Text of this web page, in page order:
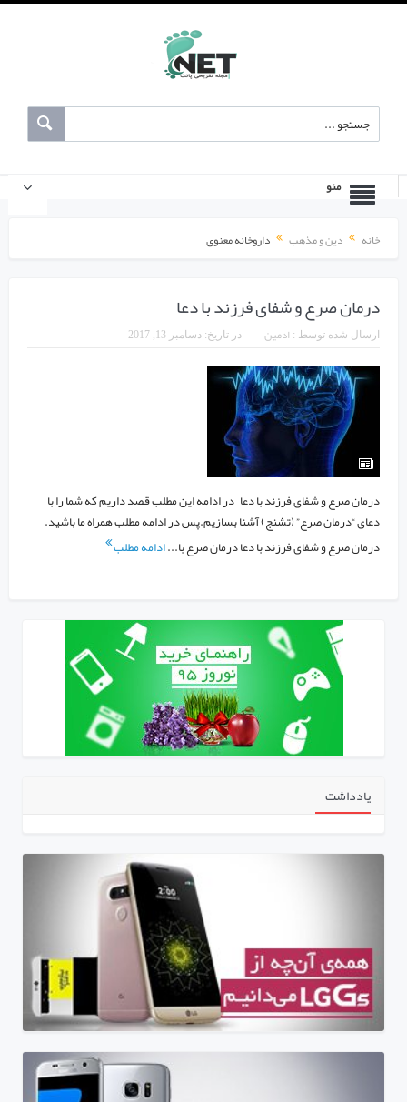
منو
خانه دین و مذهب داروخانه معنوی
درمان صرع و شفای فرزند با دعا
ارسال شده توسط : ادمین در تاریخ: دسامبر 13, 2017
درمان صرع و شفای فرزند با دعا در ادامه این مطلب قصد داریم که شما را با
دعای “درمان صرع” (تشنج) آشنا بسازیم.پس در ادامه مطلب همراه ما باشید.
درمان صرع و شفای فرزند با دعا درمان صرع با...ادامه مطلب
یادداشت